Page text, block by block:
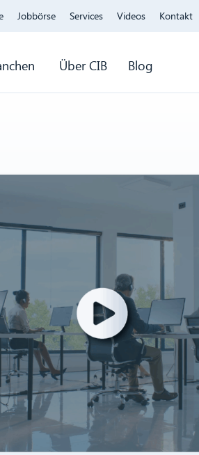
Jobbörse Services Videos Kontakt
Über CIB Blog